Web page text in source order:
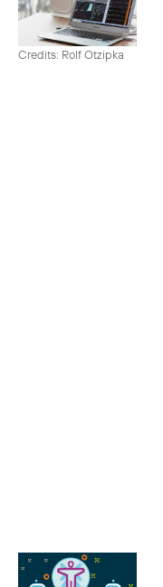
Credits: Rolf Otzipka